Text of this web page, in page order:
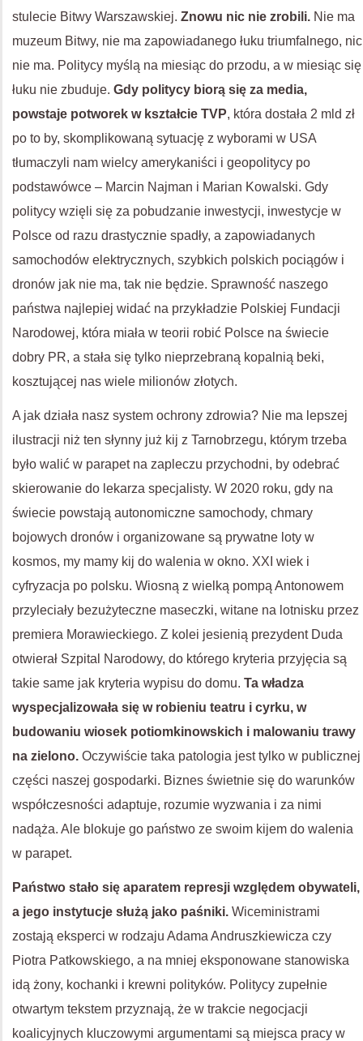
stulecie Bitwy Warszawskiej. Znowu nic nie zrobili. Nie ma
muzeum Bitwy, nie ma zapowiadanego łuku triumfalnego, nic
nie ma. Politycy myślą na miesiąc do przodu, a w miesiąc się
łuku nie zbuduje. Gdy politycy biorą się za media,
powstaje potworek w kształcie TVP, która dostała 2 mld zł
po to by, skomplikowaną sytuację z wyborami w USA
tłumaczyli nam wielcy amerykaniści i geopolitycy po
podstawówce – Marcin Najman i Marian Kowalski. Gdy
politycy wzięli się za pobudzanie inwestycji, inwestycje w
Polsce od razu drastycznie spadły, a zapowiadanych
samochodów elektrycznych, szybkich polskich pociągów i
dronów jak nie ma, tak nie będzie. Sprawność naszego
państwa najlepiej widać na przykładzie Polskiej Fundacji
Narodowej, która miała w teorii robić Polsce na świecie
dobry PR, a stała się tylko nieprzebraną kopalnią beki,
kosztującej nas wiele milionów złotych.
A jak działa nasz system ochrony zdrowia? Nie ma lepszej
ilustracji niż ten słynny już kij z Tarnobrzegu, którym trzeba
było walić w parapet na zapleczu przychodni, by odebrać
skierowanie do lekarza specjalisty. W 2020 roku, gdy na
świecie powstają autonomiczne samochody, chmary
bojowych dronów i organizowane są prywatne loty w
kosmos, my mamy kij do walenia w okno. XXI wiek i
cyfryzacja po polsku. Wiosną z wielką pompą Antonowem
przyleciały bezużyteczne maseczki, witane na lotnisku przez
premiera Morawieckiego. Z kolei jesienią prezydent Duda
otwierał Szpital Narodowy, do którego kryteria przyjęcia są
takie same jak kryteria wypisu do domu. Ta władza
wyspecjalizowała się w robieniu teatru i cyrku, w
budowaniu wiosek potiomkinowskich i malowaniu trawy
na zielono. Oczywiście taka patologia jest tylko w publicznej
części naszej gospodarki. Biznes świetnie się do warunków
współczesności adaptuje, rozumie wyzwania i za nimi
nadąża. Ale blokuje go państwo ze swoim kijem do walenia
w parapet.
Państwo stało się aparatem represji względem obywateli,
a jego instytucje służą jako paśniki. Wiceministrami
zostają eksperci w rodzaju Adama Andruszkiewicza czy
Piotra Patkowskiego, a na mniej eksponowane stanowiska
idą żony, kochanki i krewni polityków. Politycy zupełnie
otwartym tekstem przyznają, że w trakcie negocjacji
koalicyjnych kluczowymi argumentami są miejsca pracy w